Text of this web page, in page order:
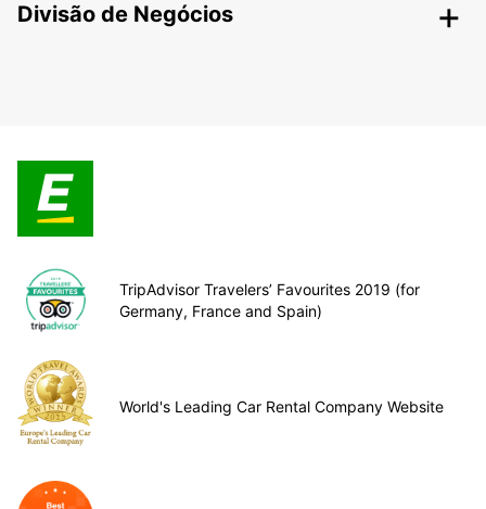
Divisão de Negócios
TripAdvisor Travelers’ Favourites 2019 (for
Germany, France and Spain)
World's Leading Car Rental Company Website